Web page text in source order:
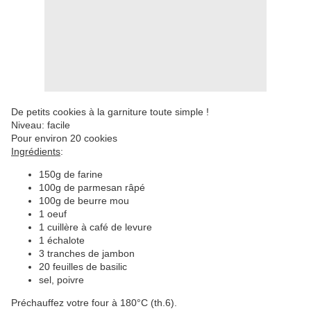
De petits cookies à la garniture toute simple !
Niveau: facile
Pour environ 20 cookies
Ingrédients:
150g de farine
100g de parmesan râpé
100g de beurre mou
1 oeuf
1 cuillère à café de levure
1 échalote
3 tranches de jambon
20 feuilles de basilic
sel, poivre
Préchauffez votre four à 180°C (th.6).